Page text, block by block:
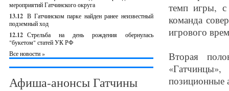
мероприятий Гатчинского округа
13.12 В Гатчинском парке найден ранее неизвестный
подземный ход
12.12 Стрельба на день рождения обернулась
"букетом" статей УК РФ
Все новости »
Афиша-анонсы Гатчины
темп игры, с
команда
игрового
Вторая
позиционные